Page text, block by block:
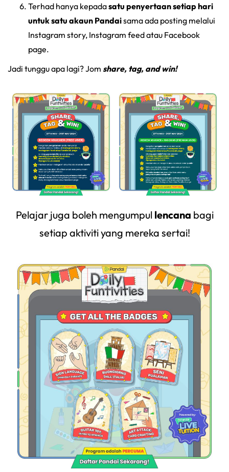
Terhad hanya kepadasatu penyertaan setiap hari
untuk satu akaun Pandaisama ada posting melalui
Instagram story, Instagram feed atau Facebook
page.
Jadi tunggu apa lagi? Jom share, tag, and win!
Pelajar juga boleh mengumpul lencana bagi
setiap aktiviti yang mereka sertai!